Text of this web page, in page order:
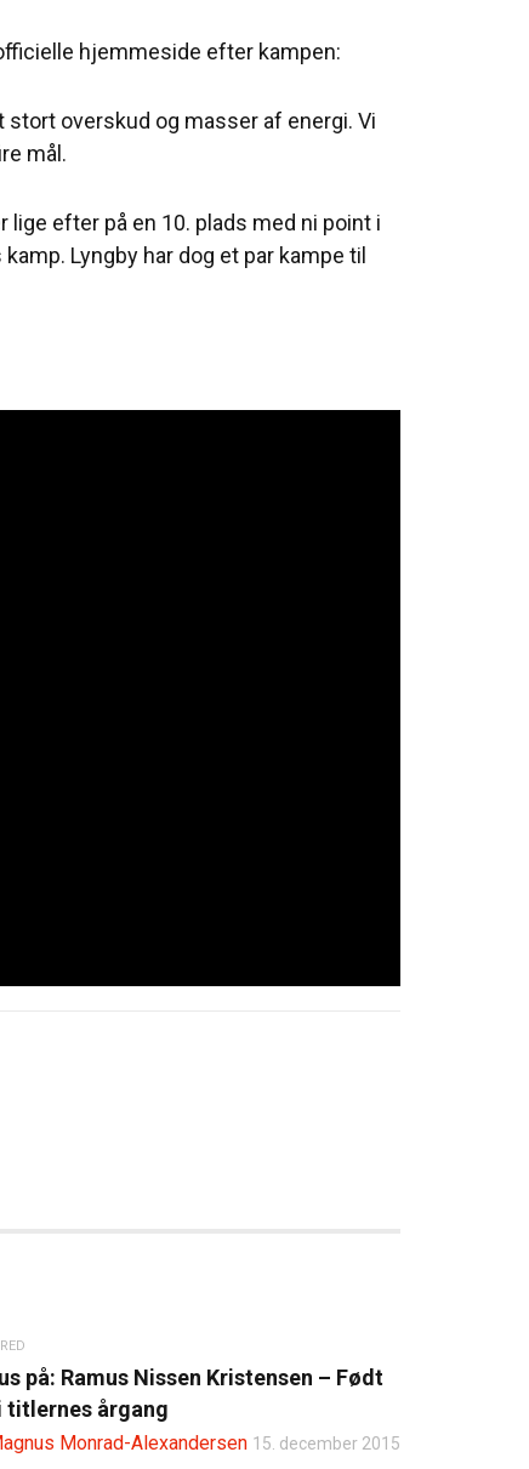
hjemmeside efter kampen:
overskud og masser af energi. Vi
mål.
lige efter på en 10. plads med ni point i
Lyngby har dog et par kampe til
på: Ramus Nissen Kristensen – Født
titlernes årgang
Monrad-Alexandersen 15. december 2015